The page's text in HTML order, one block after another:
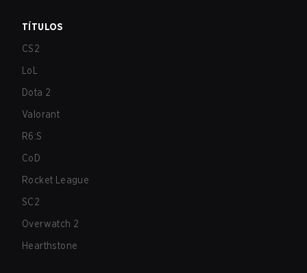
TÍTULOS
CS2
LoL
Dota 2
Valorant
R6:S
CoD
Rocket League
SC2
Overwatch 2
Hearthstone